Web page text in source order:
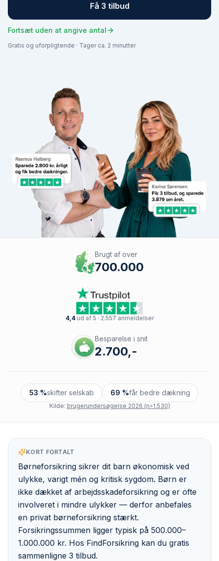
Få 3 tilbud
Fortsæt uden at angive antal
Gratis og uforpligtende · Tager ca. 2 minutter
Brugt af over
700.000
4,4ud af 5 · 2.557 anmeldelser
Besparelse i snit
2.700,-
53 %skifter selskab 69 %får bedre dækning
Kilde: brugerundersøgelse 2026 (n=1.530)
KORT FORTALT
Børneforsikring sikrer dit barn økonomisk ved
ulykke, varigt mén og kritisk sygdom. Børn er
ikke dækket af arbejdsskadeforsikring og er ofte
involveret i mindre ulykker — derfor anbefales
en privat børneforsikring stærkt.
Forsikringssummen ligger typisk på 500.000–
1.000.000 kr. Hos FindForsikring kan du gratis
sammenligne 3 tilbud.